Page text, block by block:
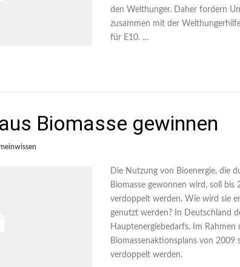
den Welthunger. Daher fordern
zusammen mit der
für E10. …
Biomasse gewinnen
Die Nutzung von Bioenergie, die
Biomasse gewonnen wird, soll
verdoppelt werden. Wie wird sie
genutzt werden? In Deutschland
Hauptenergiebedarfs. Im Rahmen
Biomassenaktionsplans von 2009
verdoppelt werden.